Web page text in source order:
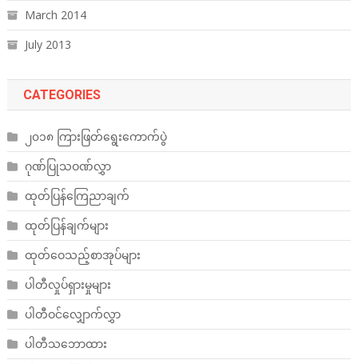
March 2014
July 2013
CATEGORIES
၂၀၁၈ ကြားဖြတ်ရွေးကောက်ပွဲ
ဂုဏ်ပြုသဝဏ်လွှာ
ထုတ်ပြန်ကြေညာချက်
ထုတ်ပြန်ချက်များ
ထုတ်ဝေသည့်စာအုပ်များ
ပါတီလှုပ်ရှားမှုများ
ပါတီဝင်လျှောက်လွှာ
ပါတီသဘောထား